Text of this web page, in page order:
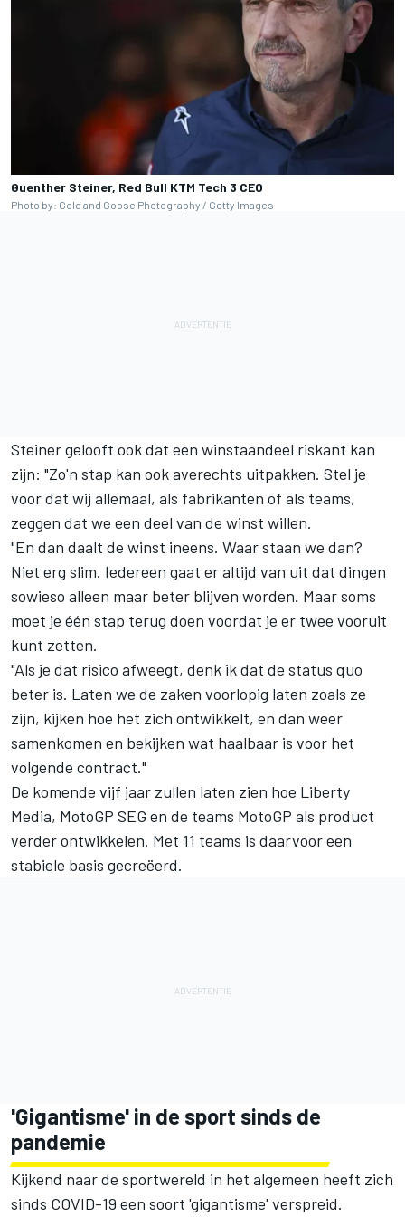
Guenther Steiner, Red Bull KTM Tech 3 CEO
Photo by: Gold and Goose Photography / Getty Images
Steiner gelooft ook dat een winstaandeel riskant kan
zijn: "Zo'n stap kan ook averechts uitpakken. Stel je
voor dat wij allemaal, als fabrikanten of als teams,
zeggen dat we een deel van de winst willen.
"En dan daalt de winst ineens. Waar staan we dan?
Niet erg slim. Iedereen gaat er altijd van uit dat dingen
sowieso alleen maar beter blijven worden. Maar soms
moet je één stap terug doen voordat je er twee vooruit
kunt zetten.
"Als je dat risico afweegt, denk ik dat de status quo
beter is. Laten we de zaken voorlopig laten zoals ze
zijn, kijken hoe het zich ontwikkelt, en dan weer
samenkomen en bekijken wat haalbaar is voor het
volgende contract."
De komende vijf jaar zullen laten zien hoe Liberty
Media, MotoGP SEG en de teams MotoGP als product
verder ontwikkelen. Met 11 teams is daarvoor een
stabiele basis gecreëerd.
'Gigantisme' in de sport sinds de
pandemie
Kijkend naar de sportwereld in het algemeen heeft zich
sinds COVID-19 een soort 'gigantisme' verspreid.